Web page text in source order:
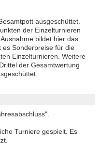
ausgeschüttet.
der Einzelturnieren
bildet hier das
es Sonderpreise für die
Einzelturnieren. Weitere
der Gesamtwertung
Turniere gespielt. Es